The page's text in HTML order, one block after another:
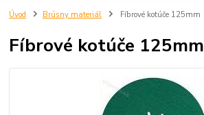
Úvod Brúsny materiál Fíbrové kotúče 125mm
Fíbrové kotúče 125mm